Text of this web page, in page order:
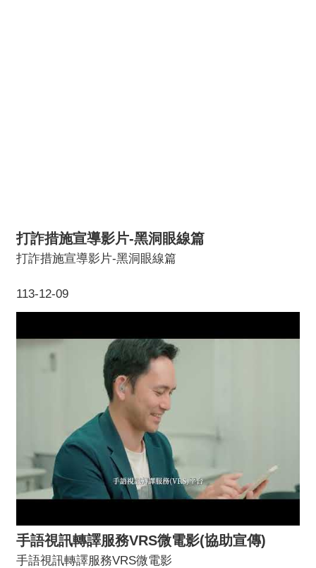
打詐措施宣導影片-黑洞眼線篇
113-12-09
打詐措施宣導影片-黑洞眼線篇
手語視訊轉譯服務VRS微電影(協助宣傳)
手語視訊轉譯服務VRS微電影